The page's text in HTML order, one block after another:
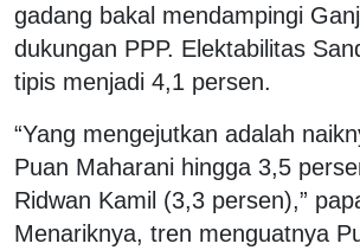
gadang bakal mendampingi
dukungan PPP. Elektabilitas
tipis menjadi 4,1 persen.
“Yang mengejutkan adalah
Puan Maharani hingga 3,5
Ridwan Kamil (3,3 persen),”
Menariknya, tren menguatnya